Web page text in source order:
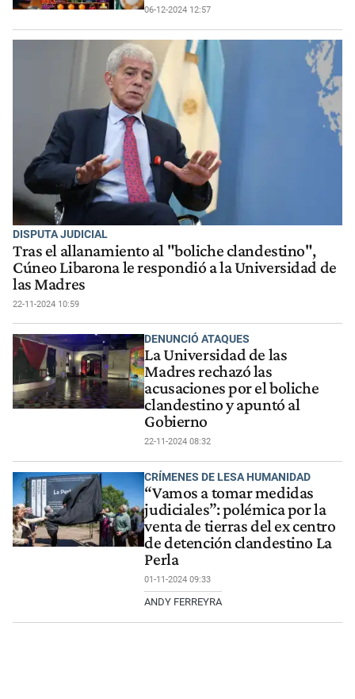
06-12-2024 12:57
DISPUTA JUDICIAL
Tras el allanamiento al "boliche clandestino",
Cúneo Libarona le respondió a la Universidad de
las Madres
22-11-2024 10:59
DENUNCIÓ ATAQUES
La Universidad de las
Madres rechazó las
acusaciones por el boliche
clandestino y apuntó al
Gobierno
22-11-2024 08:32
CRÍMENES DE LESA HUMANIDAD
“Vamos a tomar medidas
judiciales”: polémica por la
venta de tierras del ex centro
de detención clandestino La
Perla
01-11-2024 09:33
ANDY FERREYRA